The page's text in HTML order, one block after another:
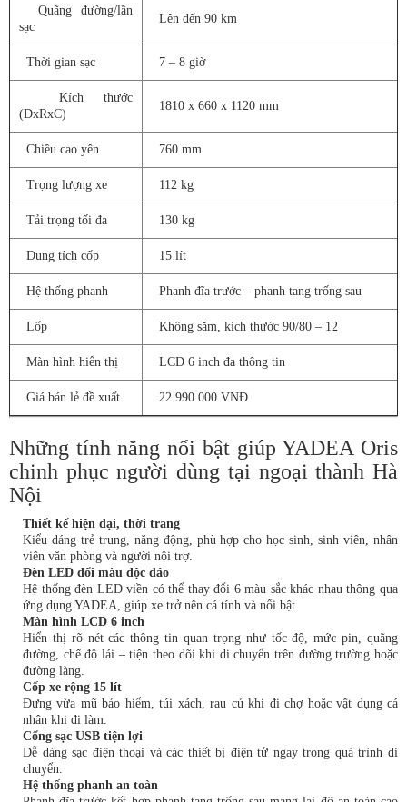
Quãng đường/lần
sạc
Lên đến 90 km
Thời gian sạc 7 – 8 giờ
Kích thước
(DxRxC)
1810 x 660 x 1120 mm
Chiều cao yên 760 mm
Trọng lượng xe 112 kg
Tải trọng tối đa 130 kg
Dung tích cốp 15 lít
Hệ thống phanh Phanh đĩa trước – phanh tang trống sau
Lốp Không săm, kích thước 90/80 – 12
Màn hình hiển thị LCD 6 inch đa thông tin
Giá bán lẻ đề xuất 22.990.000 VNĐ
Những tính năng nổi bật giúp YADEA Oris
chinh phục người dùng tại ngoại thành Hà
Nội
Thiết kế hiện đại, thời trang
Kiểu dáng trẻ trung, năng động, phù hợp cho học sinh, sinh viên, nhân
viên văn phòng và người nội trợ.
Đèn LED đổi màu độc đáo
Hệ thống đèn LED viền có thể thay đổi 6 màu sắc khác nhau thông qua
ứng dụng YADEA, giúp xe trở nên cá tính và nổi bật.
Màn hình LCD 6 inch
Hiển thị rõ nét các thông tin quan trọng như tốc độ, mức pin, quãng
đường, chế độ lái – tiện theo dõi khi di chuyển trên đường trường hoặc
đường làng.
Cốp xe rộng 15 lít
Đựng vừa mũ bảo hiểm, túi xách, rau củ khi đi chợ hoặc vật dụng cá
nhân khi đi làm.
Cổng sạc USB tiện lợi
Dễ dàng sạc điện thoại và các thiết bị điện tử ngay trong quá trình di
chuyển.
Hệ thống phanh an toàn